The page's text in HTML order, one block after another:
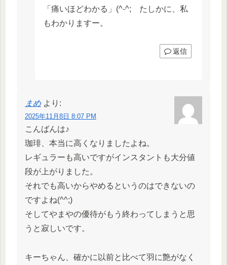
「痛いほどわかる」(^-^; たしかに、私
もわかりますー。
返信
まめ より:
2025年11月8日 8:07 PM
こんばんは♪
珈琲、本当に高くなりましたよね。
レギュラーも高いですがインスタントも大分値
段が上がりました。
それでも高いからやめるというのはできないの
ですよね(^^;)
そしてやまやの優待がもう終わってしまうと思
うと寂しいです。
キーちゃん、確かに以前と比べて羽に艶がなく